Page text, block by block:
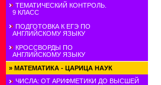
ТЕМАТИЧЕСКИЙ КОНТРОЛЬ.
9 КЛАСС
ПОДГОТОВКА К ЕГЭ ПО
АНГЛИЙСКОМУ ЯЗЫКУ
КРОССВОРДЫ ПО
АНГЛИЙСКОМУ ЯЗЫКУ
» МАТЕМАТИКА - ЦАРИЦА НАУК
ЧИСЛА: ОТ АРИФМЕТИКИ ДО ВЫСШЕЙ